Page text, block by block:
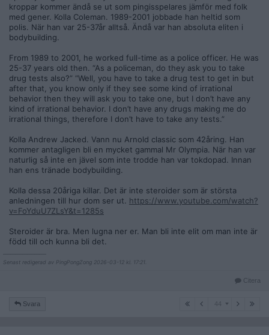
kroppar kommer ändå se ut som pingisspelares jämför med folk
med gener. Kolla Coleman. 1989-2001 jobbade han heltid som
polis. När han var 25-37år alltså. Ändå var han absoluta eliten i
bodybuilding.
From 1989 to 2001, he worked full-time as a police officer. He was
25-37 years old then. “As a policeman, do they ask you to take
drug tests also?” “Well, you have to take a drug test to get in but
after that, you know only if they see some kind of irrational
behavior then they will ask you to take one, but I don’t have any
kind of irrational behavior. I don’t have any drugs making me do
irrational things, therefore I don’t have to take any tests.”
Kolla Andrew Jacked. Vann nu Arnold classic som 42åring. Han
kommer antagligen bli en mycket gammal Mr Olympia. När han var
naturlig så inte en jävel som inte trodde han var tokdopad. Innan
han ens tränade bodybuilding.
Kolla dessa 20åriga killar. Det är inte steroider som är största
anledningen till hur dom ser ut. https://www.youtube.com/watch?
v=FoYduU7ZLsY&t=1285s
Steroider är bra. Men lugna ner er. Man bli inte elit om man inte är
född till och kunna bli det.
Senast redigerad av PingPongZong 2026-03-12 kl. 17:21.
Citera
Svara 44